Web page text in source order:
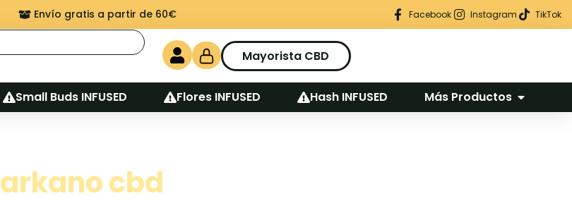
Envío gratis a partir de 60€ Regalo seguro en cada pedidoFacebook Instagram TikTok
Mayorista CBD
Small Buds INFUSED Flores INFUSED Hash INFUSED Más Productos
arkano cbd